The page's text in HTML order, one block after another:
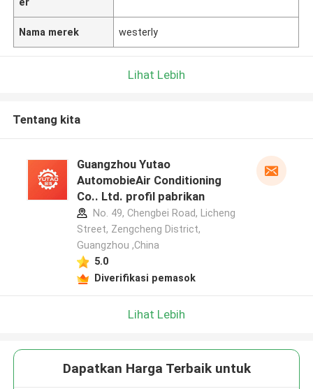
Nama merek westerly
Lihat Lebih
Tentang kita
Guangzhou Yutao
AutomobieAir Conditioning
Co.. Ltd. profil pabrikan
No. 49, Chengbei Road, Licheng
Street, Zengcheng District,
Guangzhou ,China
5.0
Diverifikasi pemasok
Lihat Lebih
Dapatkan Harga Terbaik untuk